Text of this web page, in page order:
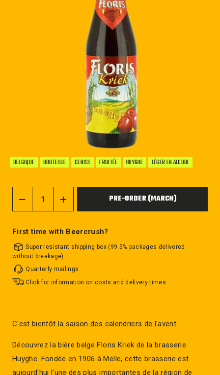
BELGIQUE BOUTEILLE CERISE FRUITÉE HUYGHE LÉGER EN ALCOOL
PRE-ORDER (MARCH)
First time with Beercrush?
Super resistant shipping box (99.5% packages delivered
without breakage)
Quarterly mailings
Click for information on costs and delivery times
C'est bientôt la saison des calendriers de l'avent
Découvrez la bière belge Floris Kriek de la brasserie
Huyghe. Fondée en 1906 à Melle, cette brasserie est
aujourd'hui l'une des plus importantes de la région de